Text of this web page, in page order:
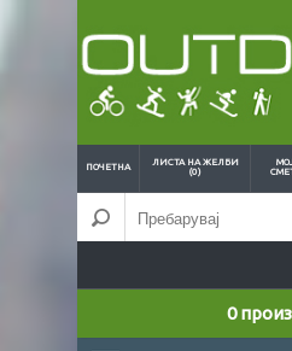
ПОЧЕТНА
ЛИСТА НА ЖЕЛБИ
(0)
0